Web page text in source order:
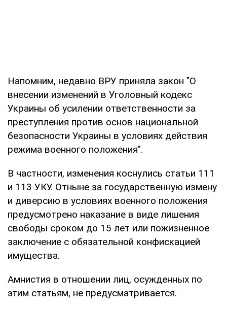
Напомним, недавно ВРУ приняла закон "О
внесении изменений в Уголовный кодекс
Украины об усилении ответственности за
преступления против основ национальной
безопасности Украины в условиях действия
режима военного положения".
В частности, изменения коснулись статьи 111
и 113 УКУ. Отныне за государственную измену
и диверсию в условиях военного положения
предусмотрено наказание в виде лишения
свободы сроком до 15 лет или пожизненное
заключение с обязательной конфискацией
имущества.
Амнистия в отношении лиц, осужденных по
этим статьям, не предусматривается.